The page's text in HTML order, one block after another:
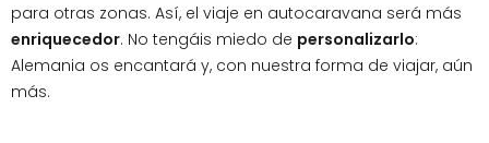
para otras zonas. Así, el viaje en autocaravana será más
enriquecedor. No tengáis miedo de personalizarlo:
Alemania os encantará y, con nuestra forma de viajar, aún
más.